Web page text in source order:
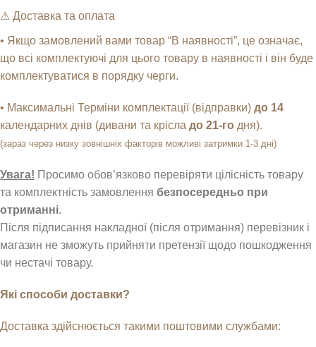
⚠︎ Доставка та оплата
• Якщо замовлений вами товар “В наявності”, це означає,
що всі комплектуючі для цього товару в наявності і він буде
комплектуватися в порядку черги.
• Максимальні Терміни комплектації (відправки) до 14
календарних днів (дивани та крісла до 21-го дня).
(зараз через низку зовнішніх факторів можливі затримки 1-3 дні)
Увага! Просимо обов’язково перевіряти цілісність товару
та комплектність замовлення безпосередньо при
отриманні.
Після підписання накладної (після отримання) перевізник і
магазин не зможуть прийняти претензіїщодо пошкодження
чи нестачі товару.
Які способи доставки?
Доставка здійснюється такими поштовими службами: